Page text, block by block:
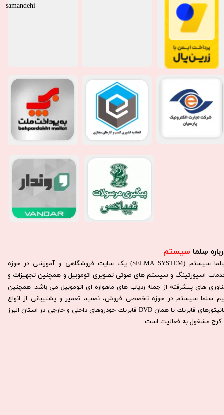
سِلما سیستم​​​​​​​
سِلما سيستم (SELMA SYSTEM) یک سایت فروشگاهی و آموزشی در حوزه
اسپورتینگ و سیستم های صوتی تصویری اتوموبیل و همچنین تجهیزات و
های پیشرفته از جمله ردیاب های ماهواره ای اتوموبیل می باشد. همچنين
سلما سيستم در حوزه تخصصی فروش، نصب، تعمير و پشتيبانی از انواع
مانيتورهای فابريك يا همان DVD فابريك خودروهای داخلی و خارجی در استان البرز
كرج مشغول به فعاليت است.​​​​​​​